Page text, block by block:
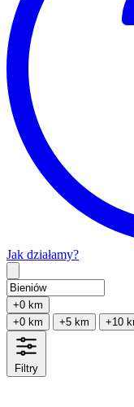
Jak działamy?
+0 km
+0 km
+5 km +10
Filtry